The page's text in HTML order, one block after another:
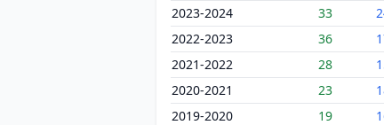
2023-2024
33
2022-2023
36
2021-2022
28
2020-2021
23
2019-2020
19